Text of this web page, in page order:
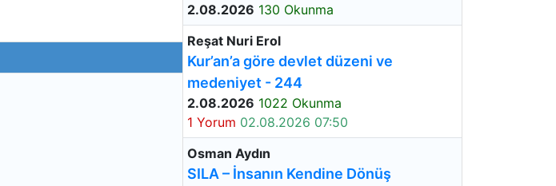
2.08.2026 130 Okunma
Reşat Nuri Erol
Kur’an’a göre devlet düzeni ve
medeniyet - 244
2.08.2026 1022 Okunma
1 Yorum 02.08.2026 07:50
Osman Aydın
SILA – İnsanın Kendine Dönüş